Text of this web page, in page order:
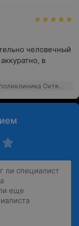
человечный
в
3-я центральная районная клиническая поликлиника Октябрьского района, ул. Воронянского, 13/2